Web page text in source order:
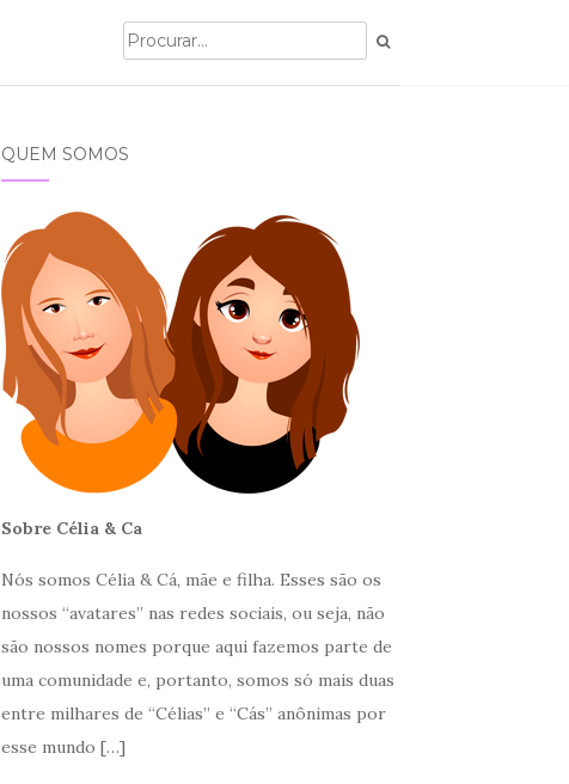
QUEM SOMOS
Sobre Célia & Ca
Nós somos Célia & Cá, mãe e filha. Esses são os
nossos “avatares” nas redes sociais, ou seja, não
são nossos nomes porque aqui fazemos parte de
uma comunidade e, portanto, somos só mais duas
entre milhares de “Célias” e “Cás” anônimas por
esse mundo […]